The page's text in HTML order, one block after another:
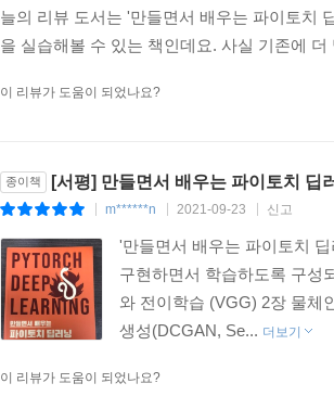
늘의 리뷰 도서는 '만들면서 배우는 파이토치
을 실습해볼 수 있는 책인데요. 사실 기존에
이 리뷰가 도움이 되었나요?
종이책 [서평] 만들면서 배우는 파이토치 딥
m******n 2021-09-23 신고
'만들면서 배우는 파이토치
구현하면서 학습하도록 구성
와 전이학습 (VGG) 2장 물체
생성(DCGAN, Se... 더보기
이 리뷰가 도움이 되었나요?